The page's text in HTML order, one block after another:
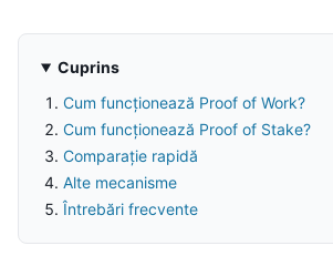
Cuprins
Cum funcționează Proof of Work?
Cum funcționează Proof of Stake?
Comparație rapidă
Alte mecanisme
Întrebări frecvente